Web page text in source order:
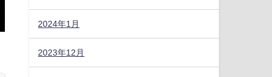
2024年1月
2023年12月